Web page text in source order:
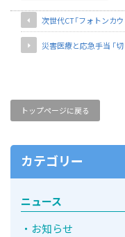
次世代CT「フォトンカ
災害医療と応急手当 「
トップページに戻る
カテゴリー
ニュース
お知らせ